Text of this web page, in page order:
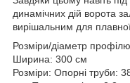
динамічних дій ворота
вирішальним для
Розміри/діаметр
Ширина: 300 см
Розміри: Опорні труби: